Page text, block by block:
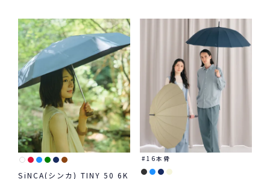
たみ 晴雨兼用 ギフト対象 ≪
SiNCA(シンカ) TINY 50 6K
16本骨